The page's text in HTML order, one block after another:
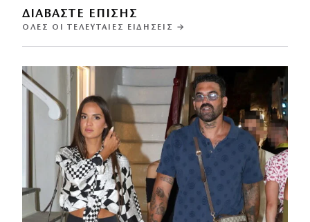
ΔΙΑΒΑΣΤΕ ΕΠΙΣΗΣ
ΌΛΕΣ ΟΙ ΤΕΛΕΥΤΑΊΕΣ ΕΙΔΉΣΕΙΣ →